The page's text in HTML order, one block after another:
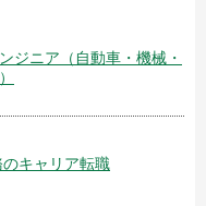
ジニア（自動車・機械・
キャリア転職